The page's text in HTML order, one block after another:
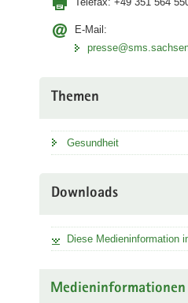
E-Mail:
Themen
Gesundheit
Downloads
Diese Medieninformation
Medieninformationen